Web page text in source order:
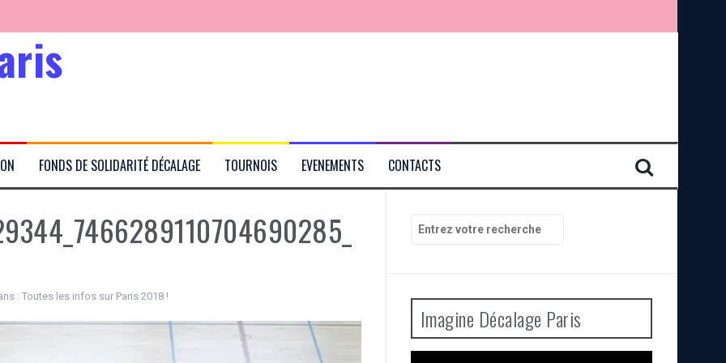
FONDS DE SOLIDARITÉ DÉCALAGE TOURNOIS EVENEMENTS CONTACTS
: Toutes les infos sur Paris 2018 !
Recherche
pour
Imagine Décalage Paris